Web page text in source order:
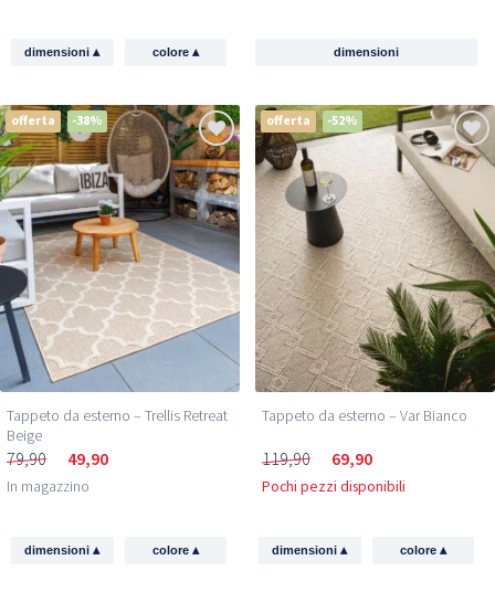
dimensioni▴ colore ▴ dimensioni
offerta -38%
Tappeto da esterno – Trellis Retreat
Beige
79,90 49,90
In magazzino
dimensioni▴ colore ▴
offerta -52%
Tappeto da esterno – Var Bianco
119,90 69,90
Pochi pezzi disponibili
dimensioni▴ colore ▴